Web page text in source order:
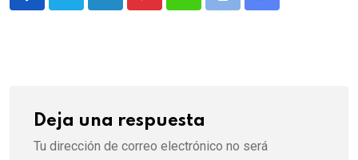
LinkedIn PinterestWhatsappPrint
Share
Deja una respuesta
Tu dirección de correo electrónico no será